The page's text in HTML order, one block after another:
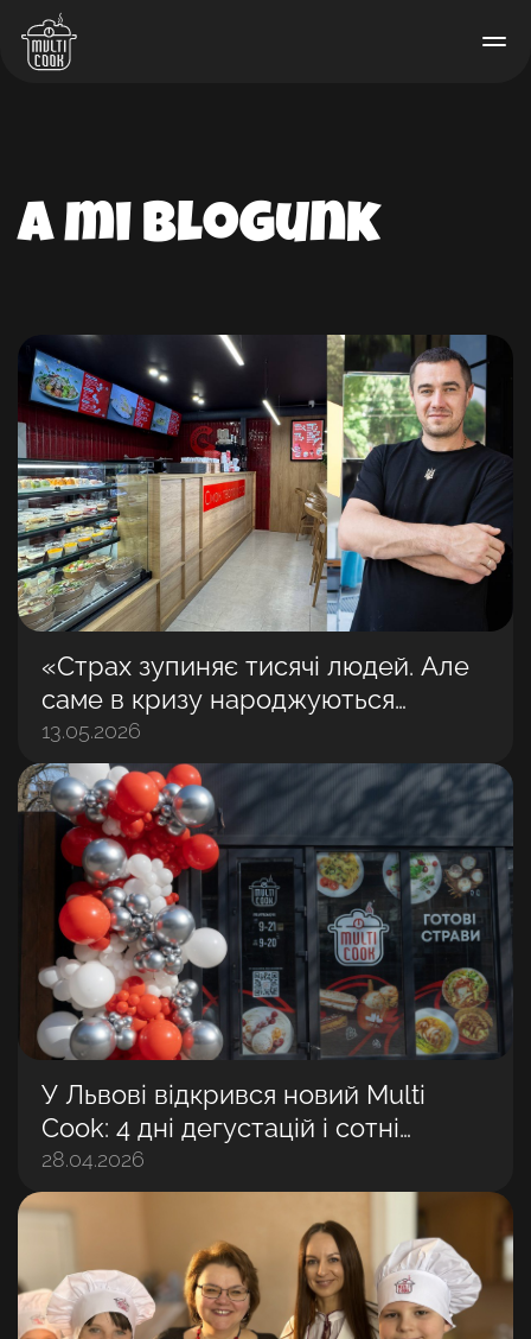
A mi blogunk
«Страх зупиняє тисячі людей. Але
саме в кризу народжуються
найбільші бізнеси»: Володимир
Матвійчук
13.05.2026
У Львові відкрився новий Multi
Cook: 4 дні дегустацій і сотні
задоволених гостей
28.04.2026